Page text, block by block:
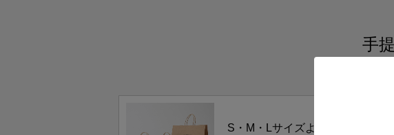
手
S・M
S・M・Lサイズより当店にお任せ